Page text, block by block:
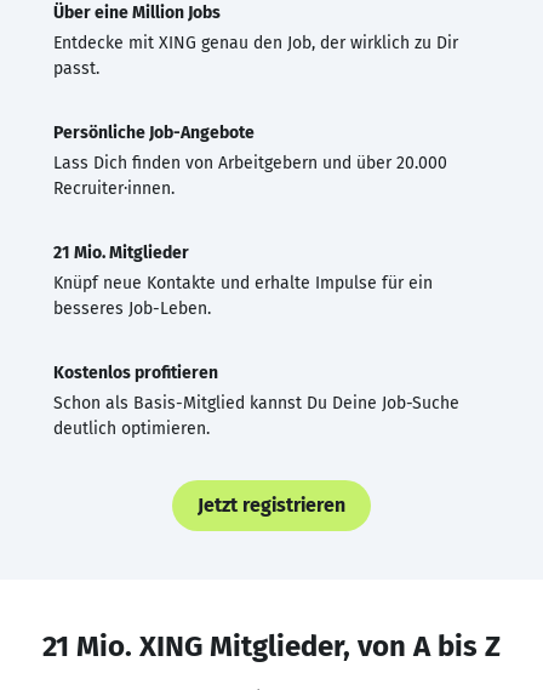
Über eine Million Jobs
Entdecke mit XING genau den Job, der wirklich zu Dir
passt.
Persönliche Job-Angebote
Lass Dich finden von Arbeitgebern und über 20.000
Recruiter·innen.
21 Mio. Mitglieder
Knüpf neue Kontakte und erhalte Impulse für ein
besseres Job-Leben.
Kostenlos profitieren
Schon als Basis-Mitglied kannst Du Deine Job-Suche
deutlich optimieren.
Jetzt registrieren
21 Mio. XING Mitglieder, von A bis Z